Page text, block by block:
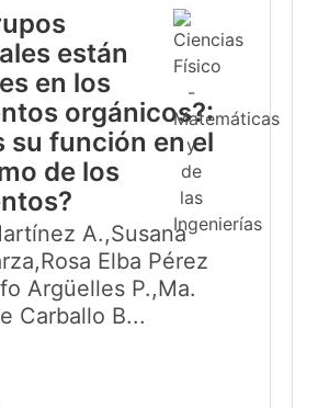
están
en los
orgánicos?:
su función en el
de los
A.,Susana
Elba Pérez
Argüelles P.,Ma.
Carballo B...